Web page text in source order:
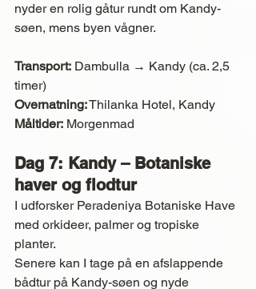
nyder en rolig gåtur rundt om Kandy-
søen, mens byen vågner.
Transport: Dambulla → Kandy (ca. 2,5
timer)
Overnatning: Thilanka Hotel, Kandy
Måltider: Morgenmad
Dag 7: Kandy – Botaniske
haver og flodtur
I udforsker Peradeniya Botaniske Have
med orkideer, palmer og tropiske
planter.
Senere kan I tage på en afslappende
bådtur på Kandy-søen og nyde